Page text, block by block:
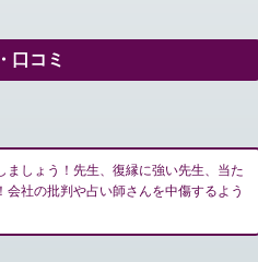
口コミ
しょう！先生、復縁に強い先生、当た
社の批判や占い師さんを中傷するよう